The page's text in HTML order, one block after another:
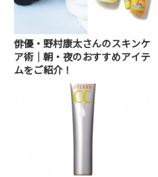
俳優・野村康太さんのスキンケ
ア術｜朝・夜のおすすめアイテ
ムをご紹介！